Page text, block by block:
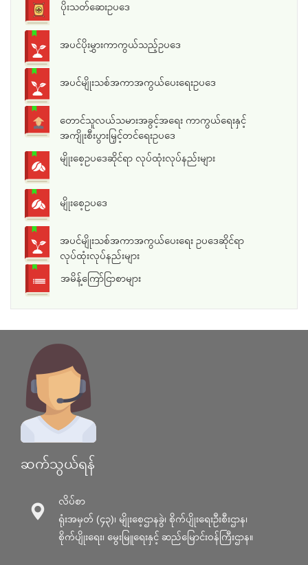
ပိုးသတ်ဆေးဥပဒေ
အပင်ပိုးမွှားကာကွယ်သည့်ဥပဒေ
အပင်မျိုးသစ်အကာအကွယ်ပေးရေးဥပဒေ
တောင်သူလယ်သမားအခွင့်အရေး ကာကွယ်ရေးနှင့်
အကျိုးစီးပွားမြှင့်တင်ရေးဥပဒေ
မျိုးစေ့ဥပဒေဆိုင်ရာ လုပ်ထုံးလုပ်နည်းများ
မျိုးစေ့ဥပဒေ
အပင်မျိုးသစ်အကာအကွယ်ပေးရေး ဥပဒေဆိုင်ရာ
လုပ်ထုံးလုပ်နည်းများ
အမိန့်ကြော်ငြာစာများ
ဆက်သွယ်ရန်
လိပ်စာ
ရုံးအမှတ် (၄၃)၊ မျိုးစေ့ဌာနခွဲ၊ စိုက်ပျိုးရေးဦးစီးဌာန၊
စိုက်ပျိုးရေး၊ မွေးမြူရေးနှင့် ဆည်မြောင်း၀န်ကြီးဌာန။